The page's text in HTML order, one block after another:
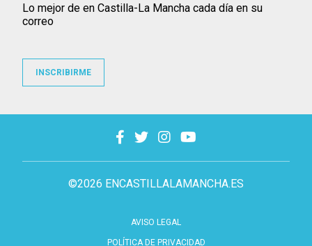
©2026 ENCASTILLALAMANCHA.ES
AVISO LEGAL
POLÍTICA DE PRIVACIDAD
Lo mejor de en Castilla-La Mancha cada día en su
correo
INSCRIBIRME